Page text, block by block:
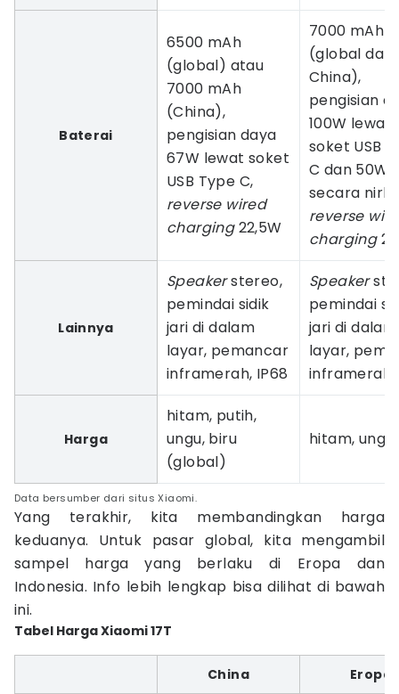
Data bersumber dari situs Xiaomi.
Baterai
6500 mAh
(global) atau
7000 mAh
(China),
pengisian daya
67W lewat soket
USB Type C,
reverse wired
charging22,5W
7000 mAh
(global dan
China),
pengisian
100W lewat
soket USB
C dan 50W
secara
reverse
charging
Lainnya
Speakerstereo,
pemindai sidik
jari di dalam
layar, pemancar
inframerah, IP68
Speaker
pemindai
jari di dalam
layar,
inframerah,
Harga
hitam, putih,
ungu, biru
(global)
hitam,
Yang terakhir, kita membandingkan harga
keduanya. Untuk pasar global, kita mengambil
sampel harga yang berlaku di Eropa dan
Indonesia. Info lebih lengkap bisa dilihat di bawah
ini.
Tabel Harga Xiaomi 17T
China Eropa